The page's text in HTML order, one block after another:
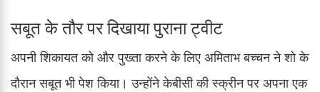
सबूत के तौर पर दिखाया पुराना ट्वीट
अपनी शिकायत को और पुख्ता करने के लिए अमिताभ बच्चन ने शो के
दौरान सबूत भी पेश किया। उन्होंने केबीसी की स्क्रीन पर अपना एक